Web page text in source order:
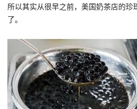
所以其实从很早之前，美国奶茶店的珍
了。